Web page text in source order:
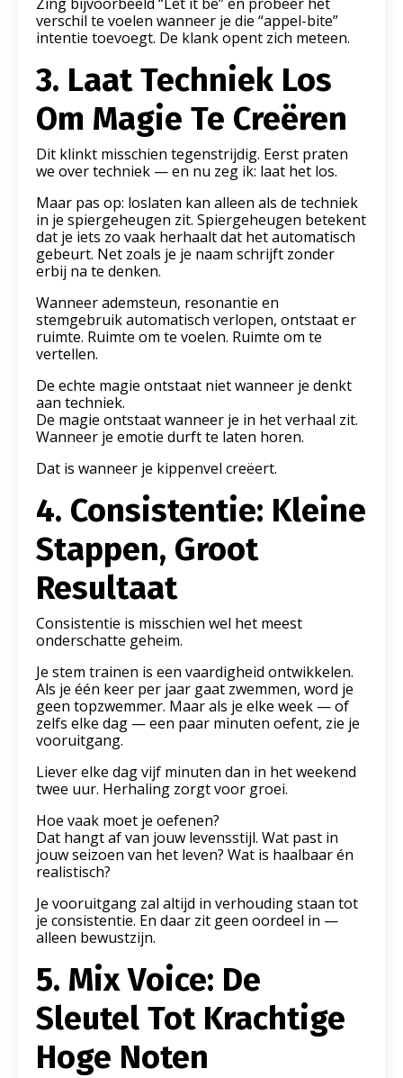
verschil te voelen wanneer je die “appel-bite”
intentie toevoegt. De klank opent zich meteen.
3. Laat Techniek Los
Om Magie Te Creëren
Dit klinkt misschien tegenstrijdig. Eerst praten
we over techniek — en nu zeg ik: laat het los.
Maar pas op: loslaten kan alleen als de techniek
in je spiergeheugen zit. Spiergeheugen betekent
dat je iets zo vaak herhaalt dat het automatisch
gebeurt. Net zoals je je naam schrijft zonder
erbij na te denken.
Wanneer ademsteun, resonantie en
stemgebruik automatisch verlopen, ontstaat er
ruimte. Ruimte om te voelen. Ruimte om te
vertellen.
De echte magie ontstaat niet wanneer je denkt
aan techniek.
De magie ontstaat wanneer je in het verhaal zit.
Wanneer je emotie durft te laten horen.
Dat is wanneer je kippenvel creëert.
4. Consistentie: Kleine
Stappen, Groot
Resultaat
Consistentie is misschien wel het meest
onderschatte geheim.
Je stem trainen is een vaardigheid ontwikkelen.
Als je één keer per jaar gaat zwemmen, word je
geen topzwemmer. Maar als je elke week — of
zelfs elke dag — een paar minuten oefent, zie je
vooruitgang.
Liever elke dag vijf minuten dan in het weekend
twee uur. Herhaling zorgt voor groei.
Hoe vaak moet je oefenen?
Dat hangt af van jouw levensstijl. Wat past in
jouw seizoen van het leven? Wat is haalbaar én
realistisch?
Je vooruitgang zal altijd in verhouding staan tot
je consistentie. En daar zit geen oordeel in —
alleen bewustzijn.
5. Mix Voice: De
Sleutel Tot Krachtige
Hoge Noten